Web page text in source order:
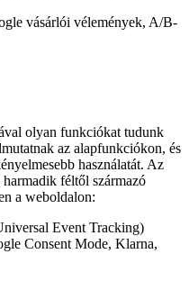
vásárlói vélemények, A/B-
olyan funkciókat tudunk
az alapfunkciókon, és
használatát. Az
féltől származó
a weboldalon:
Event Tracking)
Consent Mode, Klarna,